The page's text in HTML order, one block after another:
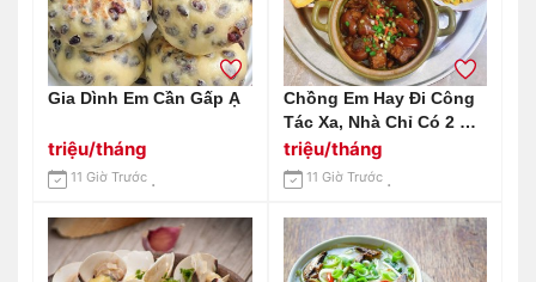
Gia Dình Em Cần Gấp Ạ
triệu/tháng
11 Giờ Trước
Chồng Em Hay Đi Công
Tác Xa, Nhà Chỉ Có 2 Mẹ
Con Cần Gấp 1 Chị Giúp
Việc Nhà Tại Huỳnh Tấn
Phát Quận 7 Lương 12
Triệu Bao Ăn Ở.
triệu/tháng
11 Giờ Trước